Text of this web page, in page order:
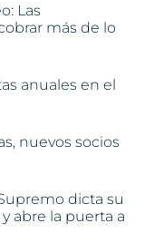
Las
más de lo
anuales en el
nuevos socios
dicta su
abre la puerta a